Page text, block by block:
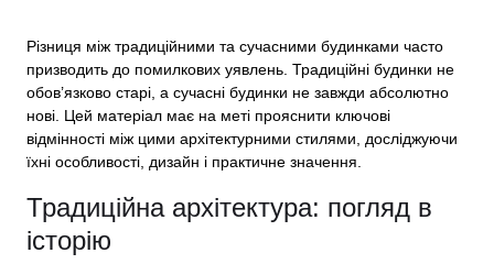
Різниця між традиційними та сучасними будинками часто
призводить до помилкових уявлень. Традиційні будинки не
обов’язково старі, а сучасні будинки не завжди абсолютно
нові. Цей матеріал має на меті прояснити ключові
відмінності між цими архітектурними стилями, досліджуючи
їхні особливості, дизайн і практичне значення.
Традиційна архітектура: погляд в
історію